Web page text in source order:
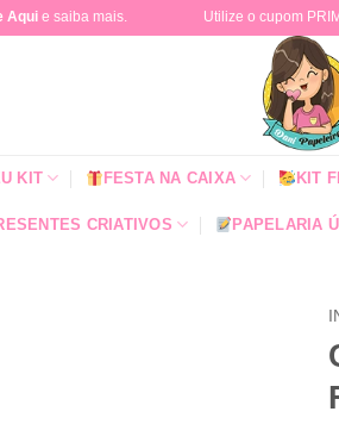
Aqui e saiba mais. Utilize o cupom
KIT FESTA NA CAIXA KIT
CRIATIVOS PAPELARIA